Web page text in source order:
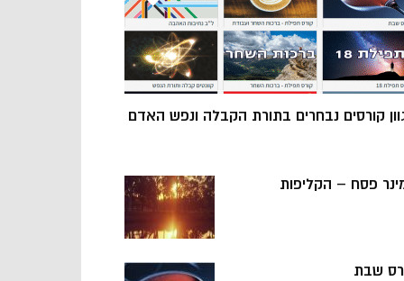
קורסים נבחרים בתורת הקבלה ונפש האדם
פסח – הקליפות
שבת